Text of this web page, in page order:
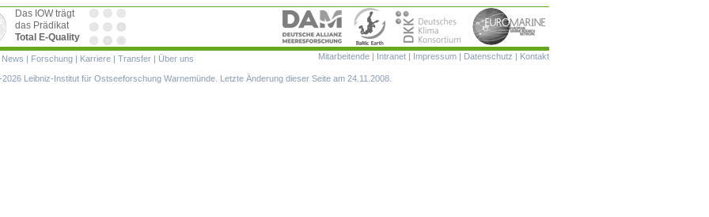
Das IOW trägt
das Prädikat
Total E-Quality
Navigation
Mitarbeitende | Intranet | Impressum | Datenschutz | Kontakt
News | Forschung | Karriere | Transfer | Über uns
Leibniz-Institut für Ostseeforschung Warnemünde. Letzte Änderung dieser Seite am 24.11.2008.